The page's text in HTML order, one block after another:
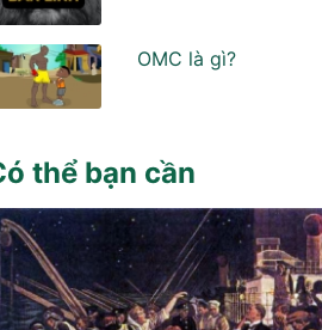
OMC là gì?
thể bạn cần